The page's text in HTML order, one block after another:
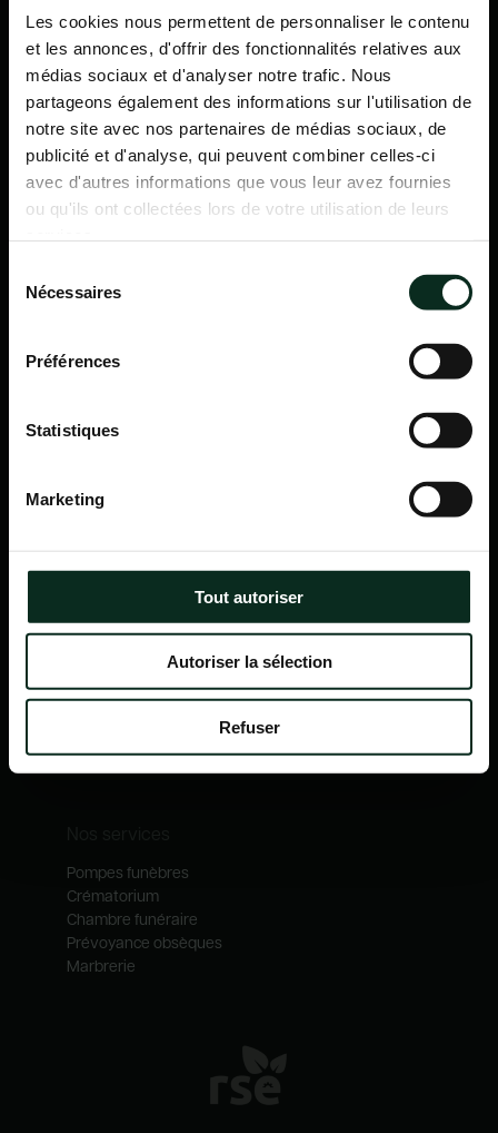
Les cookies nous permettent de personnaliser le contenu
et les annonces, d'offrir des fonctionnalités relatives aux
médias sociaux et d'analyser notre trafic. Nous
partageons également des informations sur l'utilisation de
notre site avec nos partenaires de médias sociaux, de
publicité et d'analyse, qui peuvent combiner celles-ci
avec d'autres informations que vous leur avez fournies
ou qu'ils ont collectées lors de votre utilisation de leurs
Nécessaires
Préférences
Statistiques
Marketing
Tout autoriser
Autoriser la sélection
Refuser
P.F.C.A Pompes Funèbres des Communes Associées
Itinéraire
Navigation
Qui sommes-nous ?
Notre catalogue
Nos métiers
Pompes funèbres
Crématorium
Chambre funéraire
Prévoyance obsèques
Marbrerie